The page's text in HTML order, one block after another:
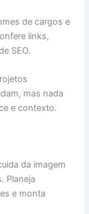
de cargos e
links,
SEO.
mas nada
e contexto.
da imagem
Planeja
e monta